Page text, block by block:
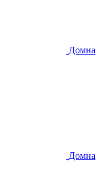
Домна
Домна